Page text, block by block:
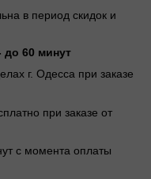
в период скидок и
до 60 минут
г. Одесса при заказе
при заказе от
с момента оплаты